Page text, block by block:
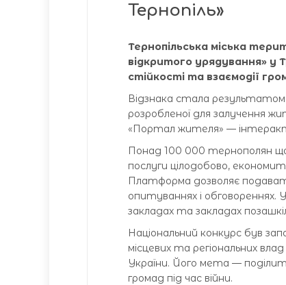
Тернопіль»
Тернопільська міська
відкритого урядування» у
стійкості та взаємодії
Відзнака стала
розробленої для залучення
«Портал жителя» —
Понад 100 000 тернополян
послуги цілодобово,
Платформа дозволяє
опитуваннях і
закладах та закладах
Національний конкурс був
місцевих та регіональних
України. Його мета —
громад під час війни.